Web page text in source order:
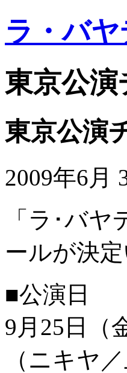
ラ・バ
東京公
東京公演
2009年6月
「ラ･バ
ールが決
■公演日
9月25日
（ニキヤ